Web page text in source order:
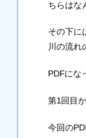
ちらはな
その下に
川の流れ
PDFにな
第1回目
今回の